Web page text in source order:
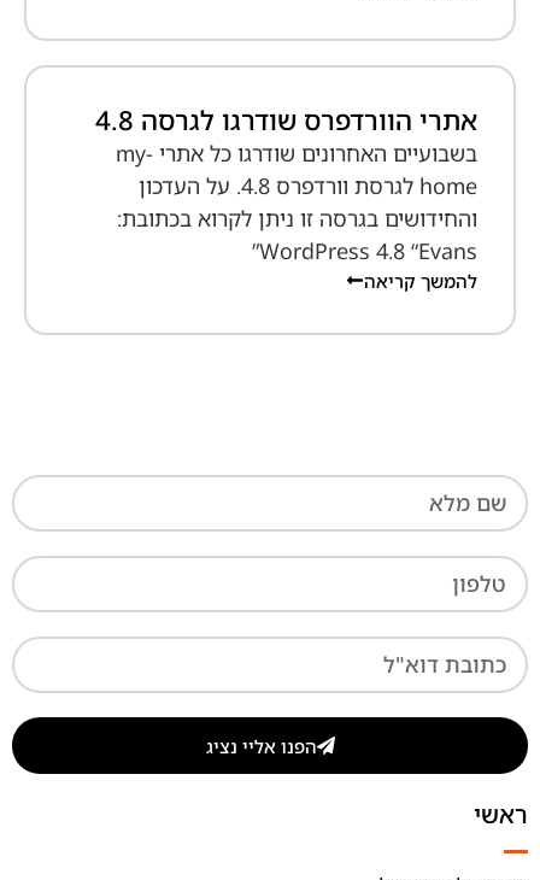
אתרי הוורדפרס שודרגו לגרסה 4.8
בשבועיים האחרונים שודרגו כל אתרי my-
home לגרסת וורדפרס 4.8. על העדכון
והחידושים בגרסה זו ניתן לקרוא בכתובת:
WordPress 4.8 “Evans”
להמשך קריאה
הפנו אליי נציג
ראשי